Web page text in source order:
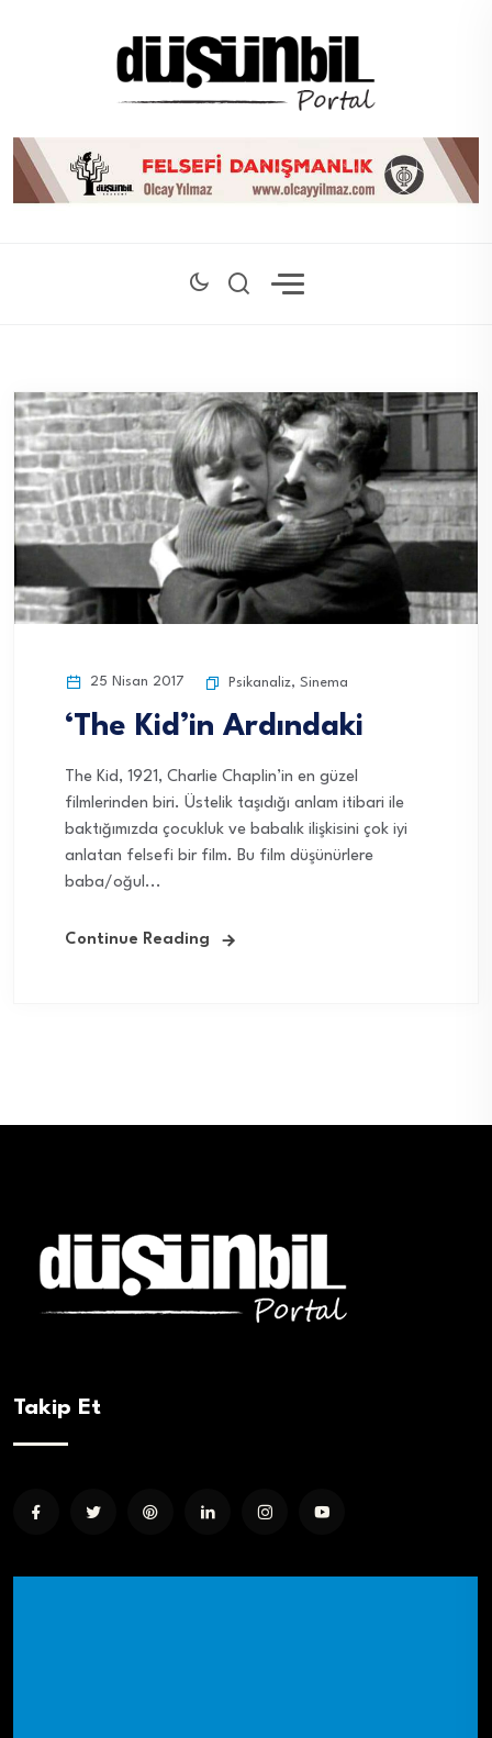
25 Nisan 2017 Psikanaliz, Sinema
‘The Kid’in Ardındaki
The Kid, 1921, Charlie Chaplin’in en güzel
filmlerinden biri. Üstelik taşıdığı anlam itibari ile
baktığımızda çocukluk ve babalık ilişkisini çok iyi
anlatan felsefi bir film. Bu film düşünürlere
baba/oğul...
Continue Reading
Takip Et